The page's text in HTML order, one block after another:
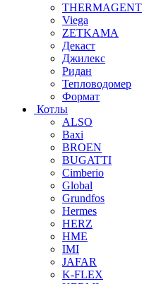
THERMAGENT
Viega
ZETKAMA
Декаст
Джилекс
Ридан
Тепловодомер
Формат
Котлы
ALSO
Baxi
BROEN
BUGATTI
Cimberio
Global
Grundfos
Hermes
HERZ
HME
IMI
JAFAR
K-FLEX